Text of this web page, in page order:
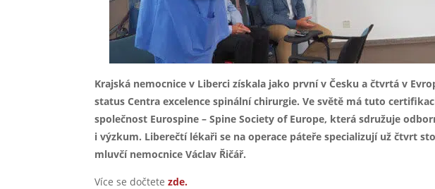
Krajská nemocnice v Liberci získala jako první v Česku a čtvrtá v
status Centra excelence spinální chirurgie. Ve světě má tuto
společnost Eurospine – Spine Society of Europe, která sdružuje
i výzkum. Liberečtí lékaři se na operace páteře specializují už čtvrt
mluvčí nemocnice Václav Řičář.
Více se dočtetezde.